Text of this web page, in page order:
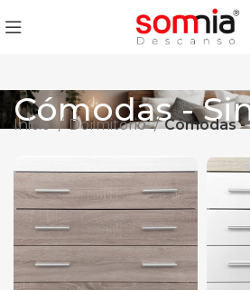
Cómodas -
Inicio Dormitorio Cómodas